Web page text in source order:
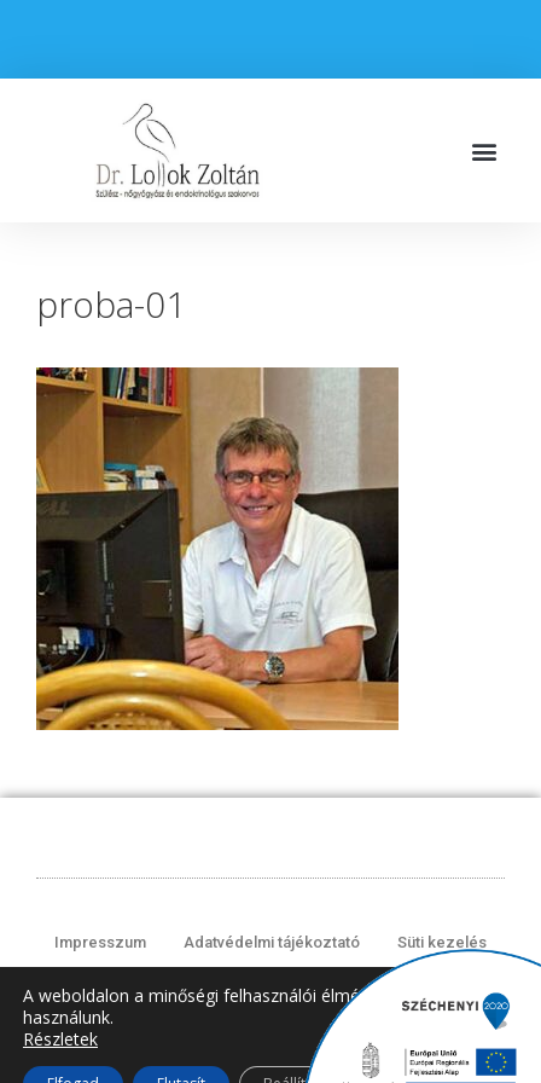
proba-01
Impresszum Adatvédelmi tájékoztató Süti kezelés
© 2008-2024 All rights Reserved.
A weboldalon a minőségi felhasználói élmény érdekében sütiket
használunk.
Részletek